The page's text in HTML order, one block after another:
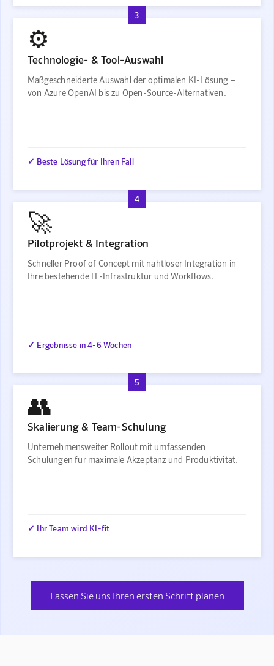
3
⚙️
Technologie- & Tool-Auswahl
Maßgeschneiderte Auswahl der optimalen KI-Lösung –
von Azure OpenAI bis zu Open-Source-Alternativen.
✓ Beste Lösung für Ihren Fall
4
🚀
Pilotprojekt & Integration
Schneller Proof of Concept mit nahtloser Integration in
Ihre bestehende IT-Infrastruktur und Workflows.
✓ Ergebnisse in 4-6 Wochen
5
👥
Skalierung & Team-Schulung
Unternehmensweiter Rollout mit umfassenden
Schulungen für maximale Akzeptanz und Produktivität.
✓ Ihr Team wird KI-fit
Lassen Sie uns Ihren ersten Schritt planen